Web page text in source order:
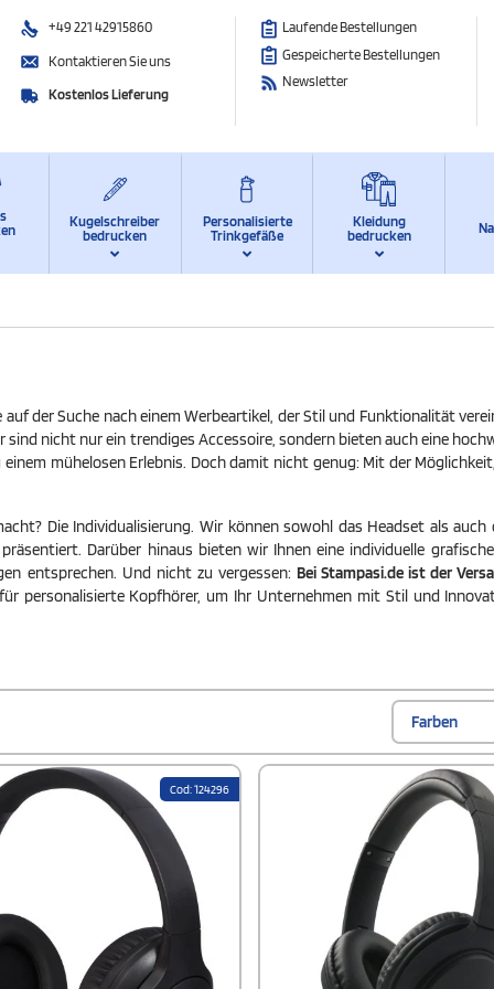
+49 221 42915860
Kontaktieren Sie uns
Kostenlos Lieferung
Laufende Bestellungen
Gespeicherte Bestellungen
Newsletter
Kugelschreiber
bedrucken
Personalisierte
Trinkgefäße
Kleidung
bedrucken
auf der Suche nach einem Werbeartikel, der Stil und Funktionalität
nicht nur ein trendiges Accessoire, sondern bieten auch eine
mühelosen Erlebnis. Doch damit nicht genug: Mit der
Die Individualisierung. Wir können sowohl das Headset als
Darüber hinaus bieten wir Ihnen eine individuelle
entsprechen. Und nicht zu vergessen: Bei Stampasi.de ist der
personalisierte Kopfhörer, um Ihr Unternehmen mit Stil und
Farben
Cod: 124296